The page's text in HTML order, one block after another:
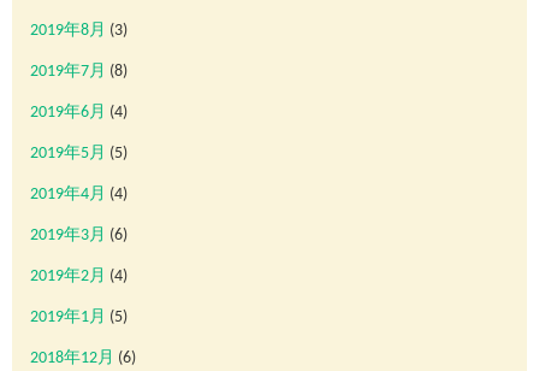
2019年8月 (3)
2019年7月 (8)
2019年6月 (4)
2019年5月 (5)
2019年4月 (4)
2019年3月 (6)
2019年2月 (4)
2019年1月 (5)
2018年12月 (6)